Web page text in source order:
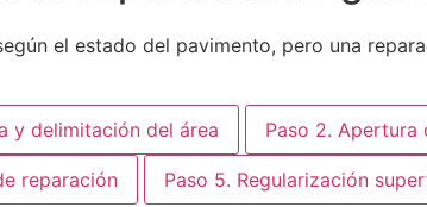
el estado del pavimento, pero una
y delimitación del área Paso 2.
reparación Paso 5. Regularización